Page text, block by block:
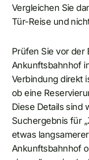
Vergleichen Sie
Tür-Reise und
Prüfen Sie vor der
Ankunftsbahnhof
Verbindung direkt
ob eine
Diese Details sind
Suchergebnis für
etwas
Ankunftsbahnhof